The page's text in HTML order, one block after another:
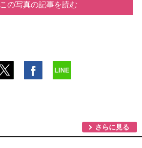
この写真の記事を読む
さらに見る